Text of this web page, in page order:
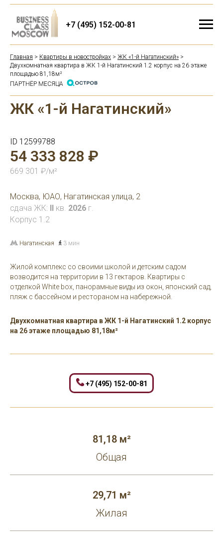
+7 (495) 152-00-81
Главная > Квартиры в новостройках > ЖК «1-й Нагатинский» >
Двухкомнатная квартира в ЖК 1-й Нагатинский 1.2 корпус на 26 этаже
площадью 81,18м²
ПАРТНЁР МЕСЯЦА
ЖК «1-й Нагатинский»
ID 12599788
54 333 828 ₽
669 301 ₽/м²
Москва, ЮАО, Нагатинская улица, 2
сдача ЖК: II кв. 2026 г.
Корпус 1.2
Нагатинская 3 мин
Жилой комплекс со своими школой и детским садом
возводится на территории в 13 гектаров. Квартиры с
отделкой White box, панорамные виды из окон, японский сад,
пляж с бассейном и рестораном на набережной.
Двухкомнатная квартира в ЖК 1-й Нагатинский 1.2 корпус
на 26 этаже площадью 81,18м²
+7 (495) 152-00-81
81,18 м²
Общая
29,71 м²
Жилая